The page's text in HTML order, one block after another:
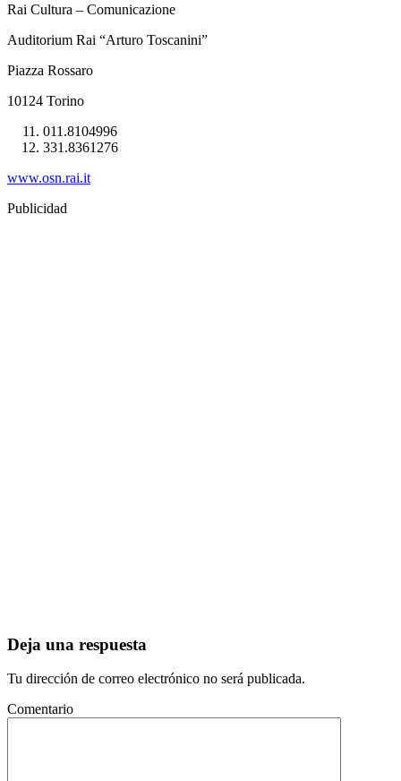
Rai Cultura – Comunicazione
Auditorium Rai “Arturo Toscanini”
Piazza Rossaro
10124 Torino
011.8104996
331.8361276
www.osn.rai.it
Publicidad
Deja una respuesta
Tu dirección de correo electrónico no será publicada.
Comentario